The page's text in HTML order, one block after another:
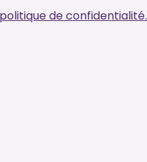
politique de confidentialité.